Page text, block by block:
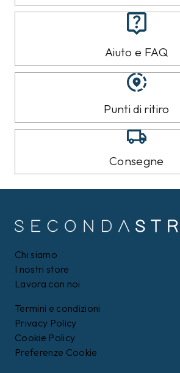
Aiuto e FAQ
Punti di ritiro
Consegne
Chi siamo
I nostri store
Lavora con noi
Termini e condizioni
Privacy Policy
Cookie Policy
Preferenze Cookie